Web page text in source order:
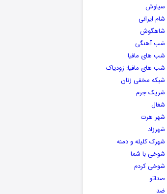
سیاوش
شام ایرانی
شاهگوش
شب آهنگی
شب های مافیا
شب های مافیا: زودیاک
شبکه مخفی زنان
شریک جرم
شغال
شهر هرت
شهرزاد
شهرک کلیله و دمنه
شوخی با شما
شوخی کردم
صداتو
ضد